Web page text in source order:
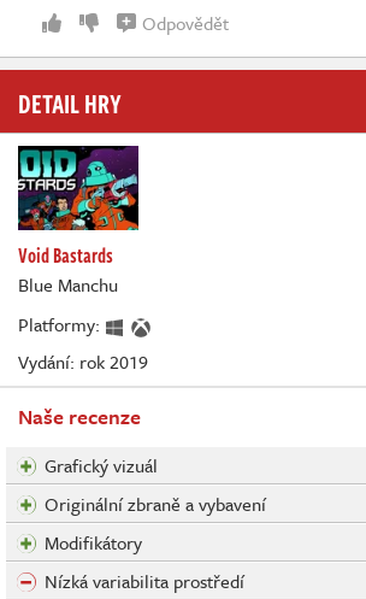
Odpovědět
DETAIL HRY
Void Bastards
Blue Manchu
Platformy:
Vydání: rok 2019
Naše recenze
Grafický vizuál
Originální zbraně a vybavení
Modifikátory
Nízká variabilita prostředí